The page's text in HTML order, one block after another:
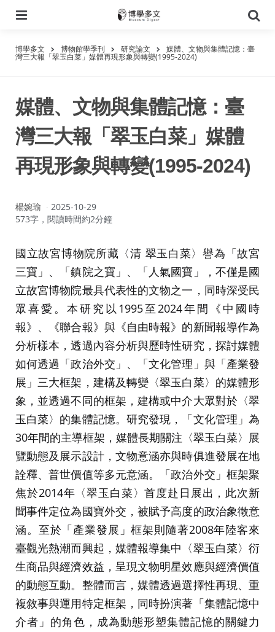
尋
博學多文 博物館學季刊 研究論文 媒體、文物與集體記憶：臺
灣三大報「翠玉白菜」媒體再現形象與轉變(1995-2024)
媒體、文物與集體記憶：臺
灣三大報「翠玉白菜」媒體
再現形象與轉變(1995-2024)
作
者：
楊婉瑜
2025-10-29
573字，閱讀時間約2分鐘
國立故宮博物院所藏〈清 翠玉白菜〉譽為「故宮
三寶」、「鎮院之寶」、「人氣國寶」，不僅是國
立故宮博物院最具代表性的文物之一，同時深受民
眾喜愛。本研究以1995至2024年間《中國時
報》、《聯合報》與《自由時報》的新聞報導作為
分析樣本，透過內容分析與歷時性研究，探討媒體
如何透過「政治外交」、「文化管理」與「產業發
展」三大框架，建構及轉變〈翠玉白菜〉的媒體形
象，並透過不同的框架，建構或中介大眾對於〈翠
玉白菜〉的集體記憶。研究發現，「文化管理」為
30年間的主導框架，媒體長期關注〈翠玉白菜〉展
覽動態及展示設計，文物意涵亦與時俱進發展在地
詮釋、普世價值等多元意涵。「政治外交」框架聚
焦於2014年〈翠玉白菜〉首度赴日展出，此次新
聞事件定位為國寶外交，被賦予高度的政治象徵意
涵。至於「產業發展」框架則隨著2008年陸客來
臺觀光熱潮而興起，媒體報導集中〈翠玉白菜〉衍
生商品與經濟效益，呈現文物明星效應與經濟價值
的動態互動。整體而言，媒體透過選擇性再現、重
複敘事與運用特定框架，同時扮演著「集體記憶中
介者」的角色，成為動態形塑集體記憶的關鍵力